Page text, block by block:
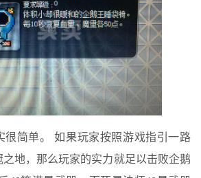
很简单。 如果玩家按照游戏指引一路
地，那么玩家的实力就足以击败企鹅